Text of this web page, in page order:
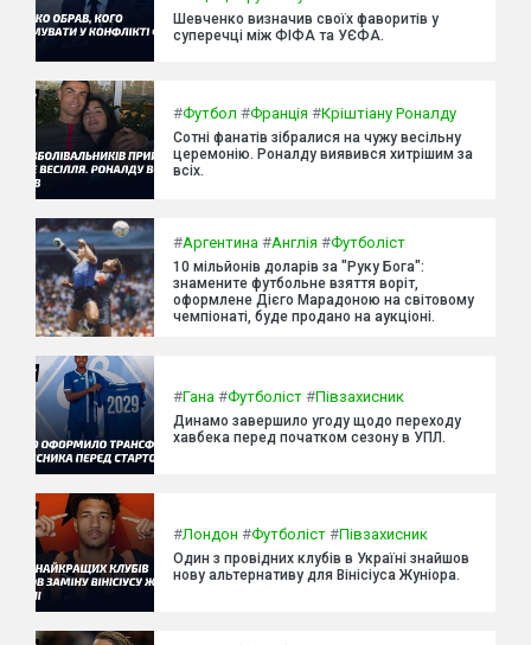
Шевченко визначив своїх фаворитів у
суперечці між ФІФА та УЄФА.
#Футбол #Франція #Кріштіану Роналду
Сотні фанатів зібралися на чужу весільну
церемонію. Роналду виявився хитрішим за
всіх.
#Аргентина #Англія #Футболіст
10 мільйонів доларів за "Руку Бога":
знамените футбольне взяття воріт,
оформлене Дієго Марадоною на світовому
чемпіонаті, буде продано на аукціоні.
#Гана #Футболіст #Півзахисник
Динамо завершило угоду щодо переходу
хавбека перед початком сезону в УПЛ.
#Лондон #Футболіст #Півзахисник
Один з провідних клубів в Україні знайшов
нову альтернативу для Вінісіуса Жуніора.